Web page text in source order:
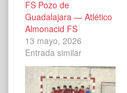
FS Pozo de
Guadalajara — Atlético
Almonacid FS
13 mayo, 2026
Entrada similar